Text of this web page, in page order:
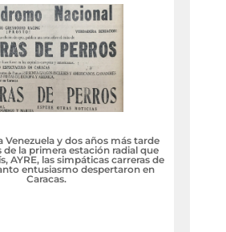
Venezuela y dos años más tarde
de la primera estación radial que
AYRE, las simpáticas carreras de
entusiasmo despertaron en
Caracas.